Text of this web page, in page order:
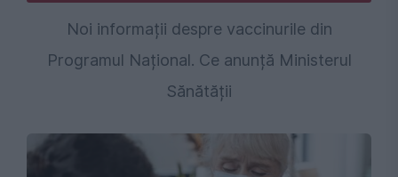
Noi informații despre vaccinurile din
Programul Național. Ce anunță Ministerul
Sănătății